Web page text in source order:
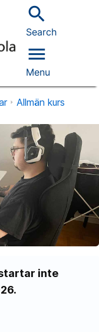
search
Search
menu
Menu
Allmän kurs
inte